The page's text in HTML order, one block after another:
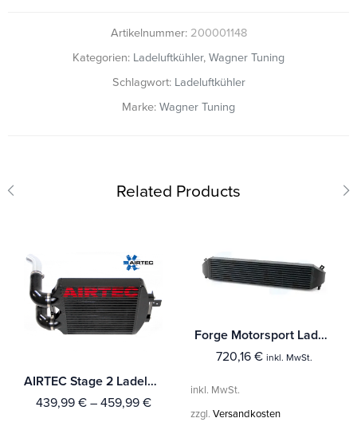
Artikelnummer: 200001148
Kategorien: Ladeluftkühler, Wagner Tuning
Schlagwort: Ladeluftkühler
Marke: Wagner Tuning
Related Products
AIRTEC Stage 2 Ladeluftkühler für Fiesta Mk7 1.0 EcoBoost
439,99 €– 459,99 €
Forge Motorsport Ladeluftkühler Suzuki Swift
720,16 € inkl. MwSt.
inkl. MwSt.
zzgl. Versandkosten